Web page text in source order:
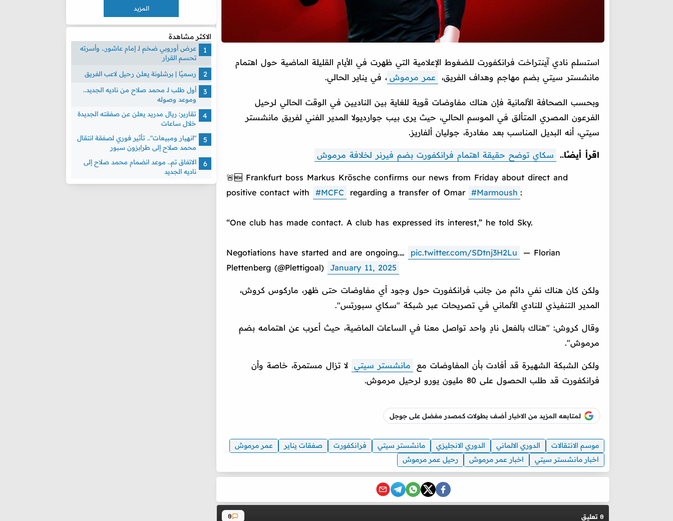
استسلم نادي آينتراخت فرانكفورت للضغوط الإعلامية التي ظهرت في الأيام القليلة الماضية حول اهتمام
مانشستر سيتي بضم مهاجم وهداف الفريق،
عمر مرموش ، في يناير الحالي.
وبحسب الصحافة الألمانية فإن هناك مفاوضات قوية للغاية بين الناديين في الوقت الحالي لرحيل
الفرعون المصري المتألق في الموسم الحالي، حيث يرى بيب جوارديولا المدير الفني لفريق مانشستر
سيتي، أنه البديل المناسب بعد مغادرة، جوليان ألفاريز.
اقرأ أيضًا.. سكاي توضح حقيقة اهتمام فرانكفورت بضم فيرنر لخلافة مرموش
🚨🆕 Frankfurt boss Markus Krösche confirms our news from Friday about direct and
positive contact with
#MCFC regarding a transfer of Omar #Marmoush :
“One club has made contact. A club has expressed its interest,” he told Sky.
Negotiations have started and are ongoing.… pic.twitter.com/SDtnj3H2Lu
— Florian
Plettenberg (@Plettigoal)
January 11, 2025
ولكن كان هناك نفي دائم من جانب فرانكفورت حول وجود أي مفاوضات حتى ظهر، ماركوس كروش،
المدير التنفيذي للنادي الألماني في تصريحات عبر شبكة "سكاي سبورتس".
وقال كروش: "هناك بالفعل نادٍ واحد تواصل معنا في الساعات الماضية، حيث أعرب عن اهتمامه بضم
مرموش".
ولكن الشبكة الشهيرة قد أفادت بأن المفاوضات مع مانشستر سيتي لا تزال مستمرة، خاصة وأن
فرانكفورت قد طلب الحصول على 80 مليون يورو لرحيل مرموش.
لمتابعه المزيد من الاخبار أضف بطولات كمصدر مفضل على جوجل
موسم الانتقالات الدوري الالماني الدوري الانجليزي مانشستر سيتي فرانكفورت صفقات يناير
عمر مرموش
اخبار مانشستر سيتي
اخبار عمر مرموش رحيل عمر مرموش
0 تعليق 0
المزيد
الاكثر مشاهدة
عرض أوروبي ضخم لـ إمام عاشور.. وأسرته
تحسم القرار
رسميًا | برشلونة يعلن رحيل لاعب الفريق
أول طلب لـ محمد صلاح من ناديه الجديد..
وموعد وصوله
تقارير: ريال مدريد يعلن عن صفقته الجديدة
خلال ساعات
"انهيار ومبيعات".. تأثير فوري لصفقة انتقال
محمد صلاح إلى طرابزون سبور
الاتفاق تم.. موعد انضمام محمد صلاح إلى
ناديه الجديد